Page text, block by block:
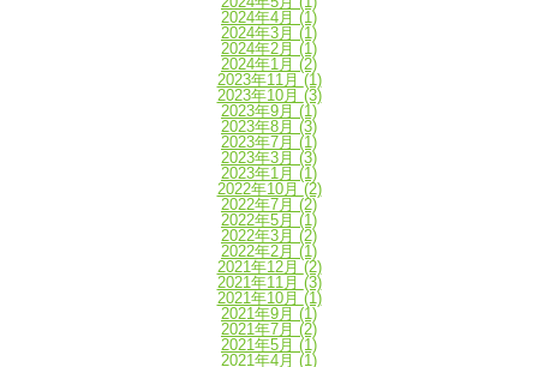
2024年4月 (1)
2024年3月 (1)
2024年2月 (1)
2024年1月 (2)
2023年11月 (1)
2023年10月 (3)
2023年9月 (1)
2023年8月 (3)
2023年7月 (1)
2023年3月 (3)
2023年1月 (1)
2022年10月 (2)
2022年7月 (2)
2022年5月 (1)
2022年3月 (2)
2022年2月 (1)
2021年12月 (2)
2021年11月 (3)
2021年10月 (1)
2021年9月 (1)
2021年7月 (2)
2021年5月 (1)
2021年4月 (1)